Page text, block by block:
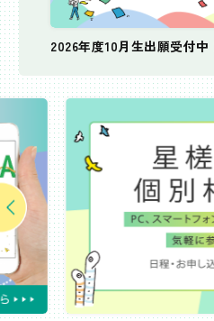
2026年度10月生出願受付中